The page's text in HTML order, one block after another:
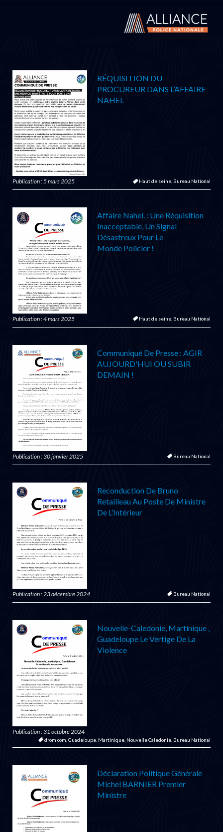
RÉQUISITION DU
PROCUREUR DANS L’AFFAIRE
NAHEL
Publication : 5 mars 2025 Haut de seine, Bureau National
Affaire Nahel. : Une Réquisition
Inacceptable, Un Signal
Désastreux Pour Le
Monde Policier !
Publication : 4 mars 2025 Haut de seine, Bureau National
Communiqué De Presse : AGIR
AUJOURD'HUI OU SUBIR
DEMAIN !
Publication : 30 janvier 2025 Bureau National
Reconduction De Bruno
Retailleau Au Poste De Ministre
De L’Intérieur
Publication : 23 décembre 2024 Bureau National
Nouvelle-Caledonie, Martinique ,
Guadeloupe Le Vertige De La
Violence
Publication : 31 octobre 2024
drom com, Guadeloupe, Martinique, Nouvelle Caledonie, Bureau National
Déclaration Politique Générale
Michel BARNIER Premier
Ministre